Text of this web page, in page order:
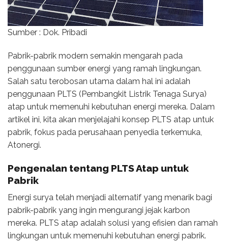
Sumber : Dok. Pribadi
Pabrik-pabrik modern semakin mengarah pada
penggunaan sumber energi yang ramah lingkungan.
Salah satu terobosan utama dalam hal ini adalah
penggunaan PLTS (Pembangkit Listrik Tenaga Surya)
atap untuk memenuhi kebutuhan energi mereka. Dalam
artikel ini, kita akan menjelajahi konsep PLTS atap untuk
pabrik, fokus pada perusahaan penyedia terkemuka,
Atonergi.
Pengenalan tentang PLTS Atap untuk
Pabrik
Energi surya telah menjadi alternatif yang menarik bagi
pabrik-pabrik yang ingin mengurangi jejak karbon
mereka. PLTS atap adalah solusi yang efisien dan ramah
lingkungan untuk memenuhi kebutuhan energi pabrik.